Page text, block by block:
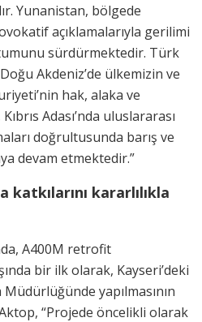
Yunanistan, bölgede
açıklamalarıyla gerilimi
sürdürmektedir. Türk
Akdeniz’de ülkemizin ve
hak, alaka ve
Adası’nda uluslararası
doğrultusunda barış ve
devam etmektedir.”
katkılarını kararlılıkla
A400M retrofit
bir ilk olarak, Kayseri’deki
Müdürlüğünde yapılmasının
“Projede öncelikli olarak